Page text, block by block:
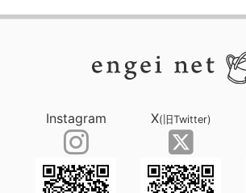
Instagram X(旧Twitter)